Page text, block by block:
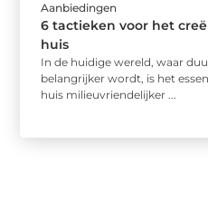
Aanbiedingen
6 tactieken voor het
huis
In de huidige wereld, waar
belangrijker wordt, is het
huis milieuvriendelijker ...